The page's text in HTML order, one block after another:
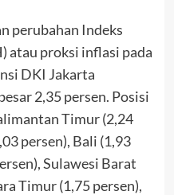
perubahan Indeks
atau proksi inflasi pada
DKI Jakarta
2,35 persen. Posisi
Timur (2,24
persen), Bali (1,93
Sulawesi Barat
Timur (1,75 persen),